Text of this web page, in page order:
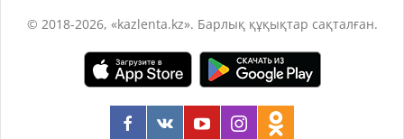
© 2018-2026, «kazlenta.kz». Барлық құқықтар сақталған.